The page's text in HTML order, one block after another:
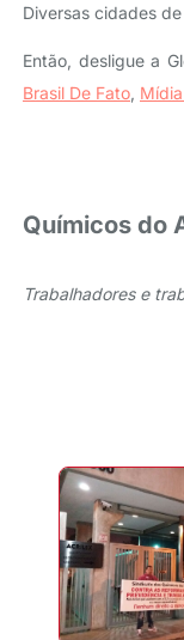
Diversas cidades
Então, desligue a
Brasil De Fato,
Químicos do
Trabalhadores e